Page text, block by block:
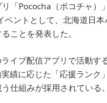
「Pococha（ポコチャ）
ントとして、北海道日
ことを発表した。
イブ配信アプリで活動す
績に応じた「応援ランク
仕組みが採用されている。